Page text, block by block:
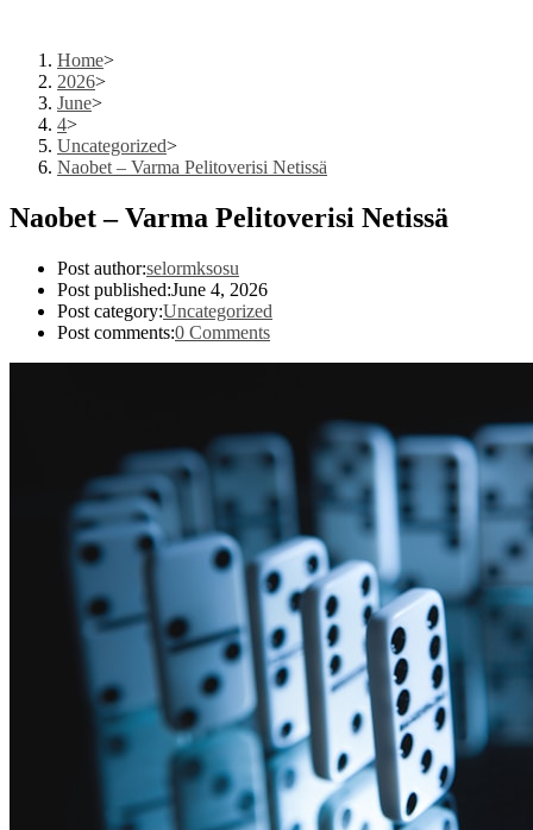
Home>
2026>
June>
4>
Uncategorized>
Naobet – Varma Pelitoverisi Netissä
Naobet – Varma Pelitoverisi Netissä
Post author:selormksosu
Post published:June 4, 2026
Post category:Uncategorized
Post comments:0 Comments